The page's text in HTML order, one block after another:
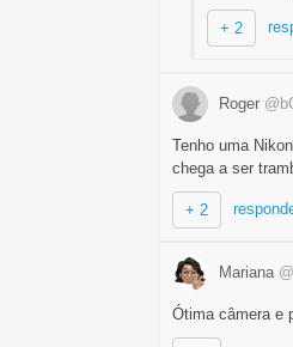
+ 2
Roger
Tenho uma
chega a ser
+ 2
Mariana
Ótima câmera e